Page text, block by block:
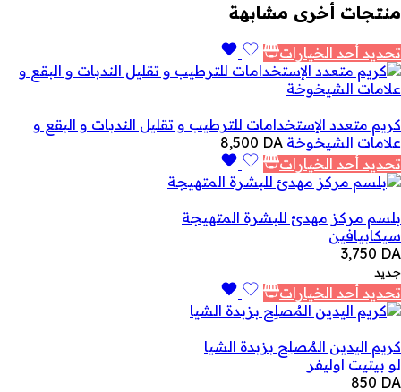
منتجات أخرى مشابهة
تحديد أحد الخيارات
كريم متعدد الإستخدامات للترطيب و تقليل الندبات و البقع و
علامات الشيخوخة
8,500 DA
تحديد أحد الخيارات
بلسم مركز مهدئ للبشرة المتهيجة
سيكابيافين
3,750 DA
جديد
تحديد أحد الخيارات
كريم اليدين المُصلِح بزبدة الشيا
لو بيتيت اوليفر
850 DA